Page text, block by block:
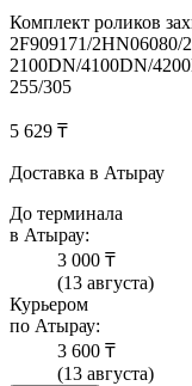
Комплект роликов
2F909171/
2100DN/4100DN/
255/305
5 629 ₸
Доставка в Атырау
До терминала
в Атырау:
3 000 ₸
(13 августа)
Курьером
по Атырау:
3 600 ₸
(13 августа)